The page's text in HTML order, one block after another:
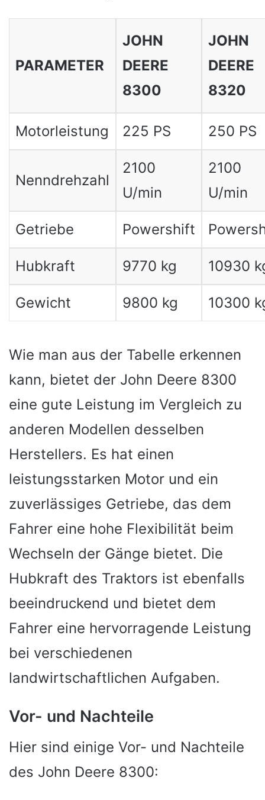
PARAMETER
JOHN
DEERE
8300
JOHN
DEERE
8320
Motorleistung 225 PS 250 PS
Nenndrehzahl
2100
U/min
2100
U/min
Getriebe Powershift
Hubkraft 9770 kg 10930
Gewicht 9800 kg 10300
Wie man aus der Tabelle erkennen
kann, bietet der John Deere 8300
eine gute Leistung im Vergleich zu
anderen Modellen desselben
Herstellers. Es hat einen
leistungsstarken Motor und ein
zuverlässiges Getriebe, das dem
Fahrer eine hohe Flexibilität beim
Wechseln der Gänge bietet. Die
Hubkraft des Traktors ist ebenfalls
beeindruckend und bietet dem
Fahrer eine hervorragende Leistung
bei verschiedenen
landwirtschaftlichen Aufgaben.
Vor- und Nachteile
Hier sind einige Vor- und Nachteile
des John Deere 8300: